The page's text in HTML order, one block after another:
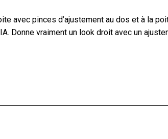
avec pinces d’ajustement au dos et à la
Donne vraiment un look droit avec un